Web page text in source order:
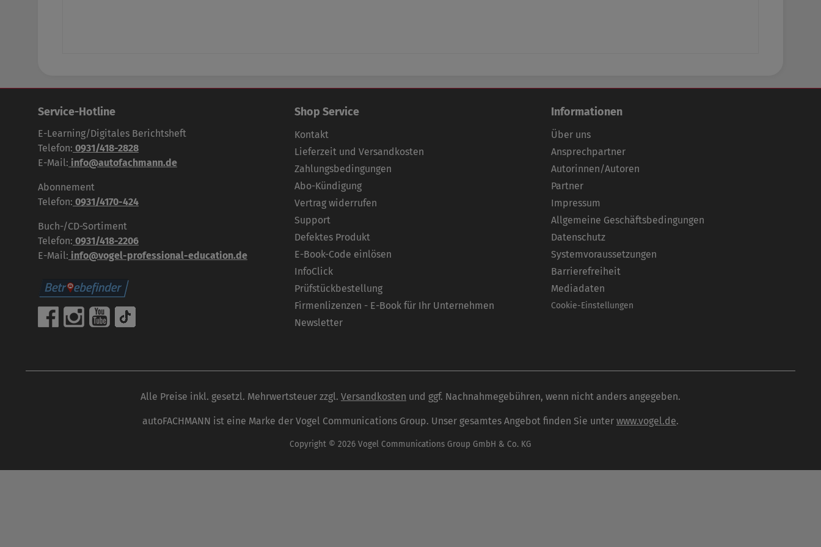
Service-Hotline
E-Learning/Digitales Berichtsheft
Telefon: 0931/418-2828
E-Mail: info@autofachmann.de
Abonnement
Telefon: 0931/4170-424
Buch-/CD-Sortiment
Telefon: 0931/418-2206
E-Mail: info@vogel-professional-education.de
Shop Service
Kontakt
Lieferzeit und Versandkosten
Zahlungsbedingungen
Abo-Kündigung
Vertrag widerrufen
Support
Defektes Produkt
E-Book-Code einlösen
InfoClick
Prüfstückbestellung
Firmenlizenzen - E-Book für Ihr Unternehmen
Newsletter
Informationen
Über uns
Ansprechpartner
Autorinnen/Autoren
Partner
Impressum
Allgemeine Geschäftsbedingungen
Datenschutz
Systemvoraussetzungen
Barrierefreiheit
Mediadaten
Cookie-Einstellungen
Alle Preise inkl. gesetzl. Mehrwertsteuer zzgl. Versandkosten und ggf. Nachnahmegebühren, wenn nicht anders angegeben.
autoFACHMANN ist eine Marke der Vogel Communications Group. Unser gesamtes Angebot finden Sie unter www.vogel.de.
Copyright © 2026 Vogel Communications Group GmbH & Co. KG